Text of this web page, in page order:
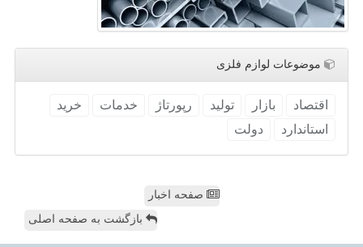
موضوعات لوازم فلزی
اقتصاد بازار تولید رپورتاژ خدمات
خرید
استاندارد
دولت
صفحه اخبار
بازگشت به صفحه اصلی